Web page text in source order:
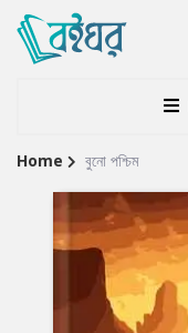
Site
Breadcrumb
Home বুনো পশ্চিম